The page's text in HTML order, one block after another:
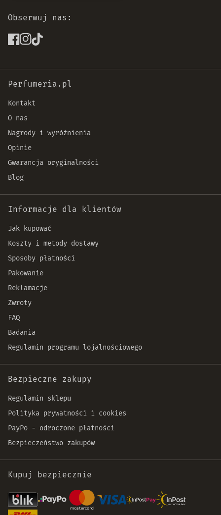
Obserwuj nas:
Perfumeria.pl
Kontakt
O nas
Nagrody i wyróżnienia
Opinie
Gwarancja oryginalności
Blog
Informacje dla klientów
Jak kupować
Koszty i metody dostawy
Sposoby płatności
Pakowanie
Reklamacje
Zwroty
FAQ
Badania
Regulamin programu lojalnościowego
Bezpieczne zakupy
Regulamin sklepu
Polityka prywatności i cookies
PayPo - odroczone płatności
Bezpieczeństwo zakupów
Kupuj bezpiecznie